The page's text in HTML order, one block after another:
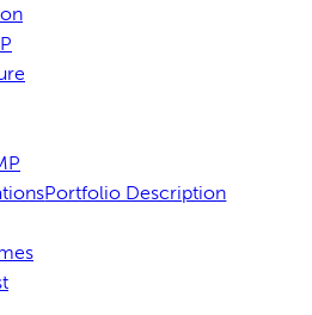
Portfolio Description